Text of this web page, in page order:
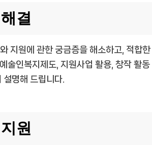
결
지원에 관한 궁금증을 해소하고, 적합한
술인복지제도, 지원사업 활용, 창작 활동
명해 드립니다.
원